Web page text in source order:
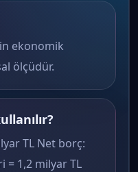
ekonomik
ölçüdür.
TL Net borç:
= 1,2 milyar TL